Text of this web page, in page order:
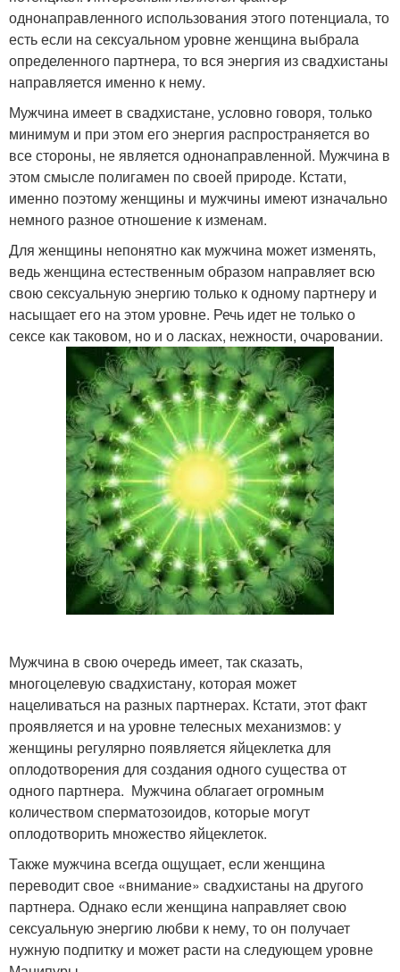
однонаправленного использования этого потенциала, то
есть если на сексуальном уровне женщина выбрала
определенного партнера, то вся энергия из свадхистаны
направляется именно к нему.
Мужчина имеет в свадхистане, условно говоря, только
минимум и при этом его энергия распространяется во
все стороны, не является однонаправленной. Мужчина в
этом смысле полигамен по своей природе. Кстати,
именно поэтому женщины и мужчины имеют изначально
немного разное отношение к изменам.
Для женщины непонятно как мужчина может изменять,
ведь женщина естественным образом направляет всю
свою сексуальную энергию только к одному партнеру и
насыщает его на этом уровне. Речь идет не только о
сексе как таковом, но и о ласках, нежности, очаровании.
Мужчина в свою очередь имеет, так сказать,
многоцелевую свадхистану, которая может
нацеливаться на разных партнерах. Кстати, этот факт
проявляется и на уровне телесных механизмов: у
женщины регулярно появляется яйцеклетка для
оплодотворения для создания одного существа от
одного партнера. Мужчина облагает огромным
количеством сперматозоидов, которые могут
оплодотворить множество яйцеклеток.
Также мужчина всегда ощущает, если женщина
переводит свое «внимание» свадхистаны на другого
партнера. Однако если женщина направляет свою
сексуальную энергию любви к нему, то он получает
нужную подпитку и может расти на следующем уровне